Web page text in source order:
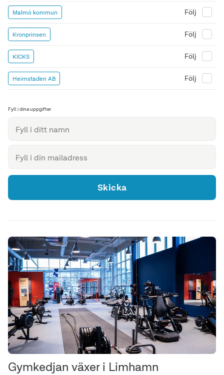
Malmö kommun Följ
Kronprinsen Följ
KICKS Följ
Heimstaden AB Följ
Fyll i dina uppgifter
Skicka
Gymkedjan växer i Limhamn